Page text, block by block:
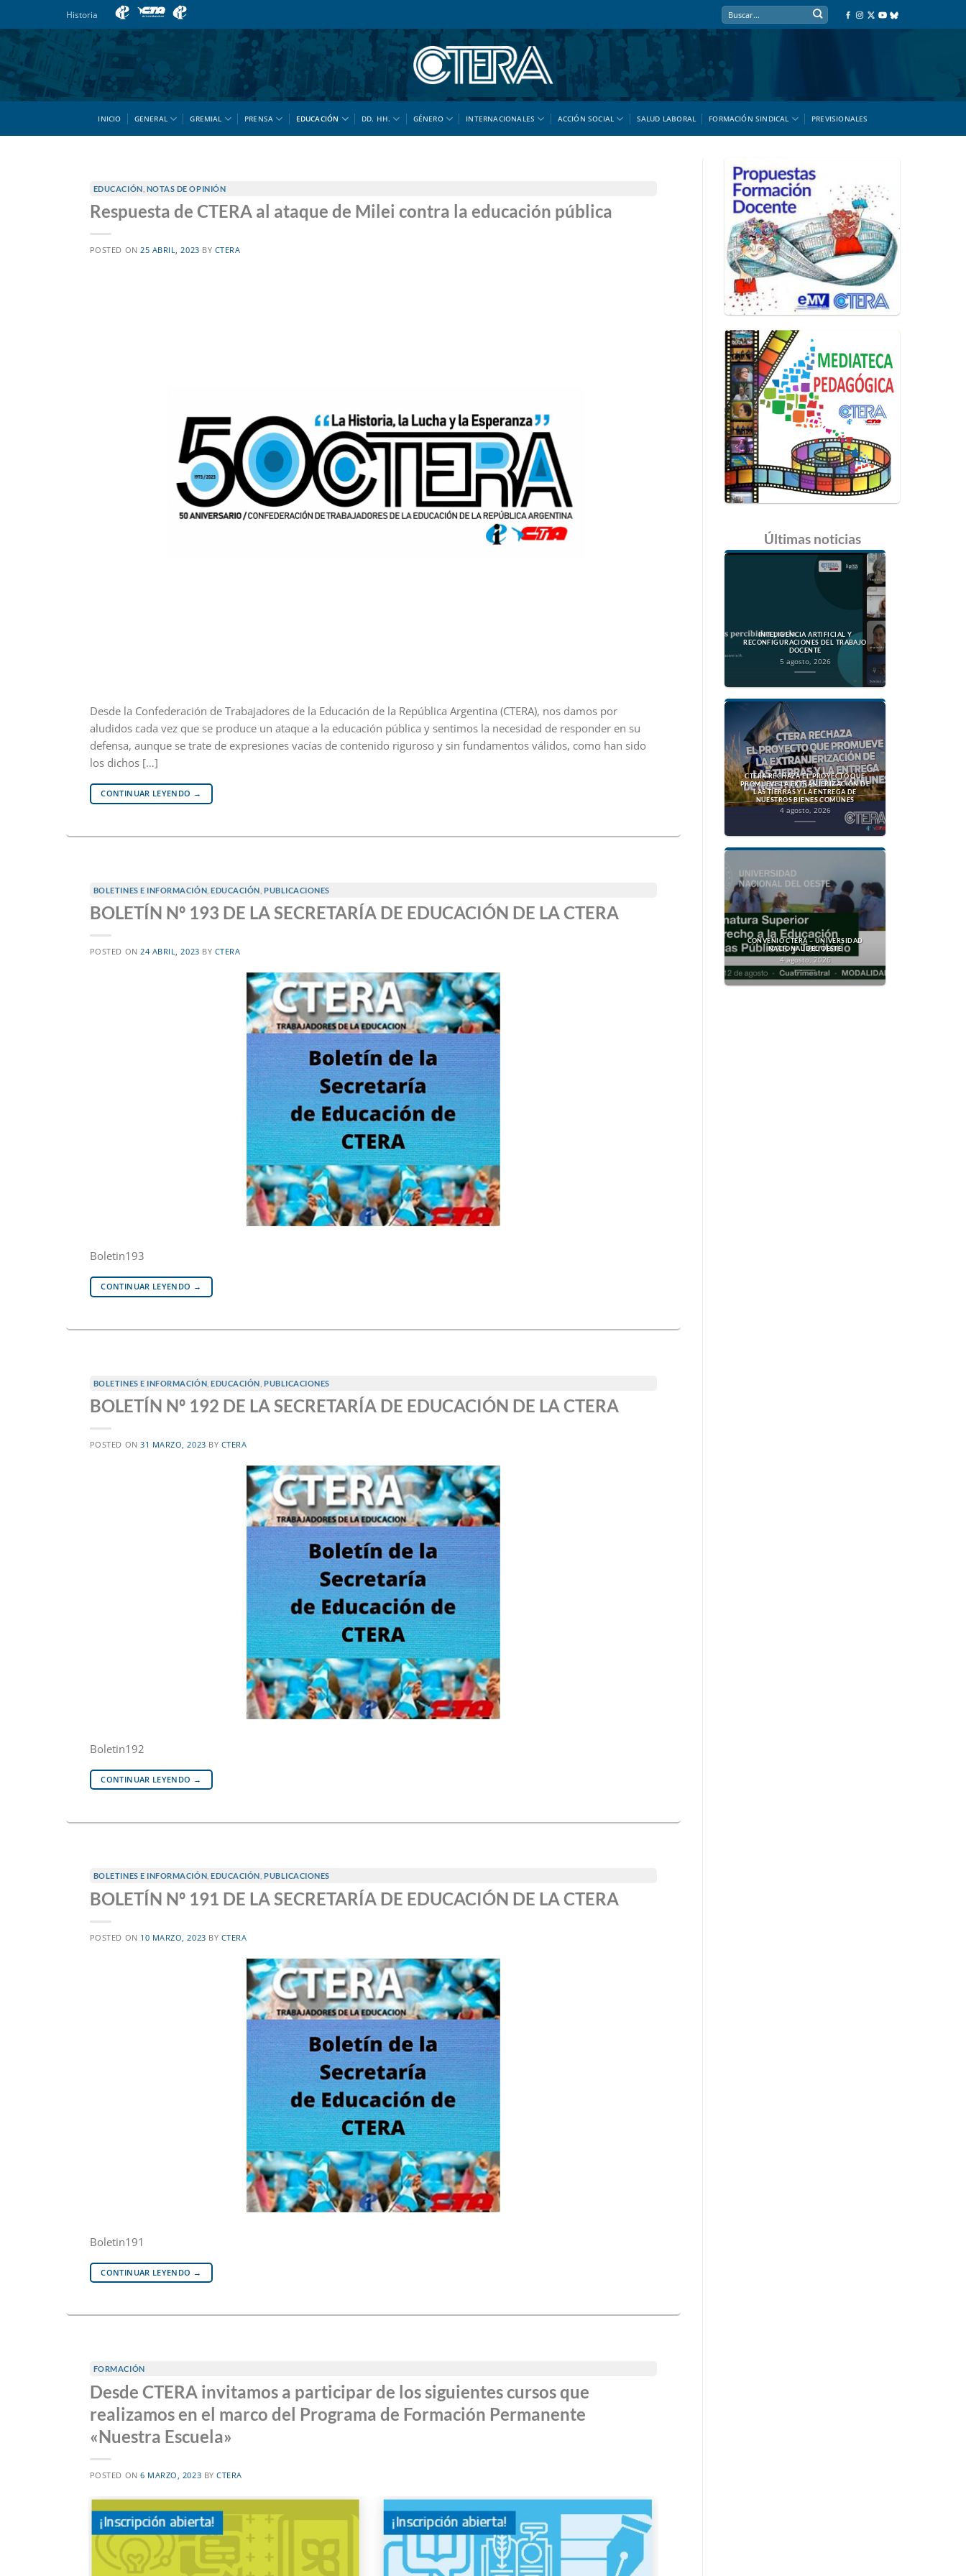
al
contenido
Historia
INICIO GENERAL GREMIAL PRENSA EDUCACIÓN DD. HH. GÉNERO INTERNACIONALES ACCIÓN SOCIAL SALUD LABORAL FORMACIÓN SINDICAL PREVISIONALES
EDUCACIÓN NOTAS DE OPINIÓN
Respuesta de CTERA al ataque de Milei contra la educación pública
POSTED ON25 ABRIL, 2023 BY CTERA
Desde la Confederación de Trabajadores de la Educación de la República Argentina (CTERA), nos damos por
aludidos cada vez que se produce un ataque a la educación pública y sentimos la necesidad de responder en su
defensa, aunque se trate de expresiones vacías de contenido riguroso y sin fundamentos válidos, como han sido
los dichos […]
CONTINUAR LEYENDO →
BOLETINES E INFORMACIÓN ,EDUCACIÓN PUBLICACIONES
BOLETÍN Nº 193 DE LA SECRETARÍA DE EDUCACIÓN DE LA CTERA
POSTED ON24 ABRIL, 2023 BY CTERA
Boletin193
CONTINUAR LEYENDO →
BOLETINES E INFORMACIÓN ,EDUCACIÓN PUBLICACIONES
BOLETÍN Nº 192 DE LA SECRETARÍA DE EDUCACIÓN DE LA CTERA
POSTED ON31 MARZO, 2023 BY CTERA
Boletin192
CONTINUAR LEYENDO →
BOLETINES E INFORMACIÓN ,EDUCACIÓN PUBLICACIONES
BOLETÍN Nº 191 DE LA SECRETARÍA DE EDUCACIÓN DE LA CTERA
POSTED ON 10 MARZO, 2023 BY CTERA
Boletin191
CONTINUAR LEYENDO →
FORMACIÓN
Desde CTERA invitamos a participar de los siguientes cursos que
realizamos en el marco del Programa de Formación Permanente
«Nuestra Escuela»
POSTED ON6 MARZO, 2023 BYCTERA
Últimas noticias
INTELIGENCIA ARTIFICIAL Y
RECONFIGURACIONES DEL TRABAJO
DOCENTE
5 agosto, 2026
CTERA RECHAZA EL PROYECTO QUE
PROMUEVE LA EXTRANJERIZACIÓN DE
LAS TIERRAS Y LA ENTREGA DE
NUESTROS BIENES COMUNES
4 agosto, 2026
CONVENIO CTERA – UNIVERSIDAD
NACIONAL DEL OESTE
4 agosto, 2026